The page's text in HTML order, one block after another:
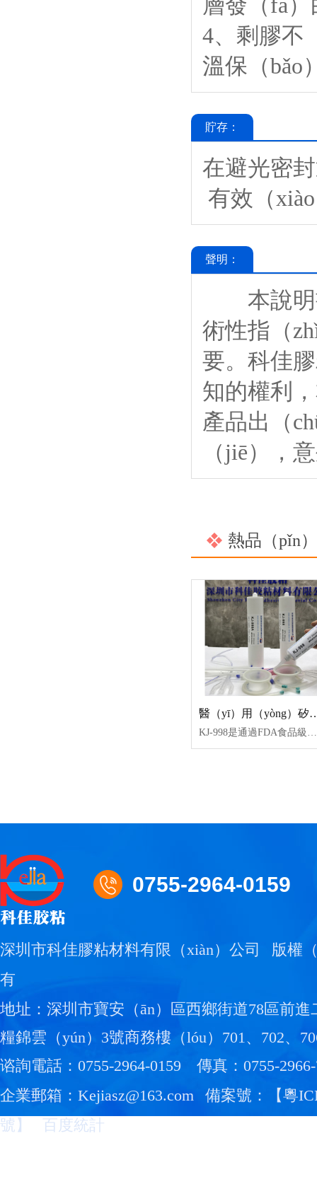
4、剩膠不
溫保（bǎo
貯存：
在避光密
有效（
聲明：
本說明
術性指（
要。科佳
知的權利
產品出（
（jiē），
熱品（pǐn
醫（yī）用（yòng
0755-2964-0159
深圳市科佳膠粘材料有限（xiàn）公司
版權
有
地址：深圳市寶安（ān）區西鄉街道78區前進
糧錦雲（yún）3號商務樓（lóu）701、702、
谘詢電話：0755-2964-0159
傳真：0755-
企業郵箱：Kejiasz@163.com
備案號：【粵
號 】 百度統計